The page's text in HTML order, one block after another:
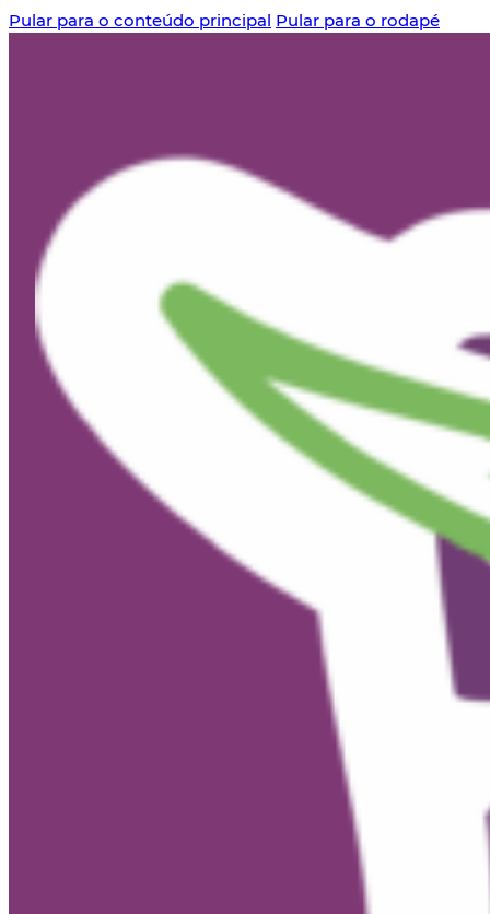
Pular para o conteúdo principal Pular para o rodapé